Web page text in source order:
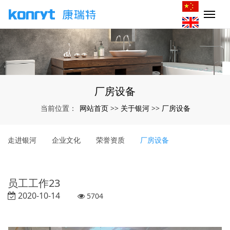
厂房设备
当前位置： 网站首页 >> 关于银河 >> 厂房设备
走进银河 企业文化 荣誉资质 厂房设备
员工工作23
2020-10-14 5704